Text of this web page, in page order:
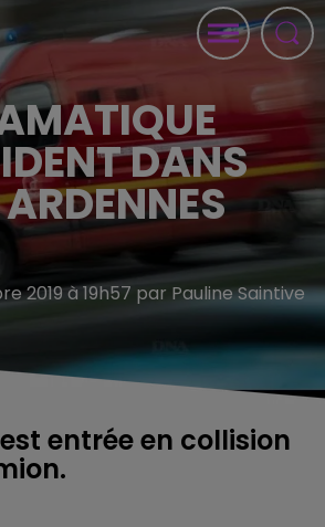
DANS
2019 à 19h57 par Pauline Saintive
entrée en collision